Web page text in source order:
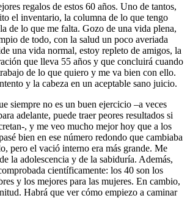
regalos de estos 60 años. Uno de tantos,
el inventario, la columna de lo que tengo
de lo que me falta. Gozo de una vida plena,
de todo, con la salud un poco averiada
una vida normal, estoy repleto de amigos, la
que lleva 55 años y que concluirá cuando
de lo que quiero y me va bien con ello.
y la cabeza en un aceptable sano juicio.
siempre no es un buen ejercicio –a veces
adelante, puede traer peores resultados si
, y me veo mucho mejor hoy que a los
bien en ese número redondo que cambiaba
pero el vació interno era más grande. Me
la adolescencia y de la sabiduría. Además,
científicamente: los 40 son los
y los mejores para las mujeres. En cambio,
Habrá que ver cómo empiezo a caminar